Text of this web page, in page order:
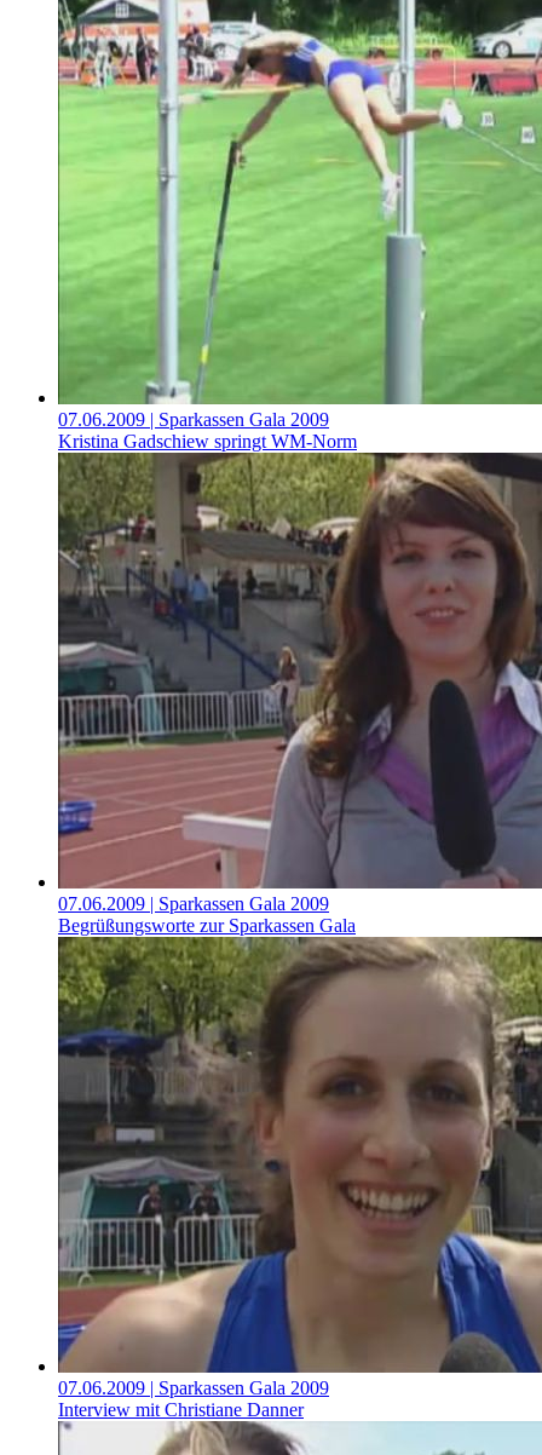
07.06.2009 | Sparkassen Gala 2009
Kristina Gadschiew springt WM-Norm
07.06.2009 | Sparkassen Gala 2009
Begrüßungsworte zur Sparkassen Gala
07.06.2009 | Sparkassen Gala 2009
Interview mit Christiane Danner